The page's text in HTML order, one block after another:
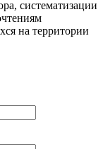
систематизации
на территории